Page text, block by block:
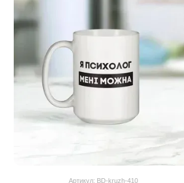
Артикул: BD-kruzh-410